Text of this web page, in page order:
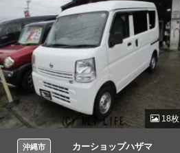
18枚
沖縄市 カーショップハザマ